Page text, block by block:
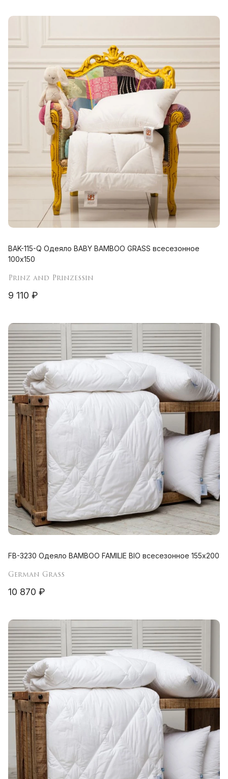
BAK-115-Q Одеяло BABY BAMBOO GRASS всесезонное
100х150
Prinz and Prinzessin
9 110 ₽
FB-3230 Одеяло BAMBOO FAMILIE BIO всесезонное 155х200
German Grass
10 870 ₽